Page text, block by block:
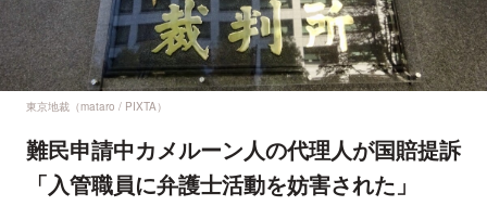
東京地裁（mataro / PIXTA）
難民申請中カメルーン人の代理人が国賠提訴
「入管職員に弁護士活動を妨害された」